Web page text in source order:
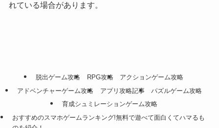
れている場合があります。
脱出ゲーム攻略 RPG攻略
アクションゲーム攻略
アドベンチャーゲーム攻略
アプリ攻略記事
パズルゲーム攻略
育成シュミレーションゲーム攻略
おすすめのスマホゲームランキング!無料で遊べて面白くてハマるも